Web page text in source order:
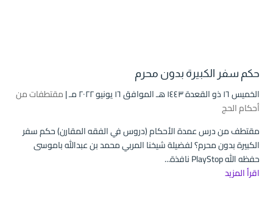
حكم سفر الكبيرة بدون محرم
الخميس ۱٦ ذو القعدة ۱٤٤۳ هـ الموافق ۱٦ يونيو ۲۰۲۲ مـ |
مقتطفات من
أحكام الحج
مقتطف من درس عمدة الأحكام (دروس في الفقه المقارن) حكم سفر
الكبيرة بدون محرم؟ لفضيلة شيخنا المربي محمد بن عبدالله باموسى
حفظه الله PlayStop نافذة...
اقرأ المزيد